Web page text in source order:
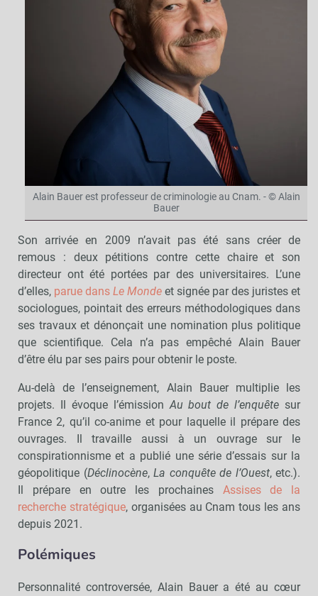
Alain Bauer est professeur de criminologie au Cnam. - © Alain
Bauer
Son arrivée en 2009 n’avait pas été sans créer de
remous : deux pétitions contre cette chaire et son
directeur ont été portées par des universitaires. L’une
d’elles, parue dans Le Monde et signée par des juristes et
sociologues, pointait des erreurs méthodologiques dans
ses travaux et dénonçait une nomination plus politique
que scientifique. Cela n’a pas empêché Alain Bauer
d’être élu par ses pairs pour obtenir le poste.
Au-delà de l’enseignement, Alain Bauer multiplie les
projets. Il évoque l’émissionAu bout de l’enquête sur
France 2, qu’il co-anime et pour laquelle il prépare des
ouvrages. Il travaille aussi à un ouvrage sur le
conspirationnisme et a publié une série d’essais sur la
géopolitique (Déclinocène, La conquête de l’Ouest, etc.).
Il prépare en outre les prochaines Assises de la
recherche stratégique, organisées au Cnam tous les ans
depuis 2021.
Polémiques
Personnalité controversée, Alain Bauer a été au cœur